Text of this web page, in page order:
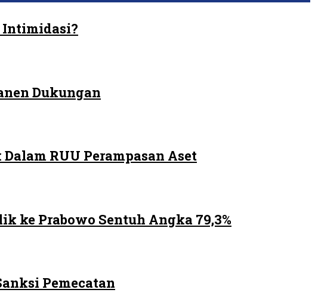
Intimidasi?
Dukungan
RUU Perampasan Aset
ke Prabowo Sentuh Angka 79,3%
Pemecatan